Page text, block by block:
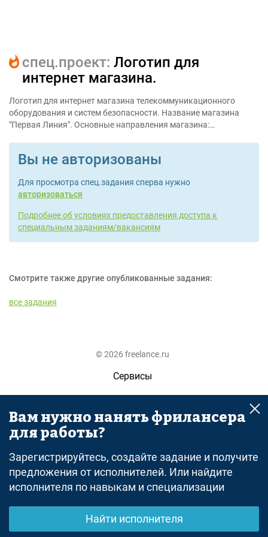
cпец.проект: Логотип для
интернет магазина.
Логотип для интернет магазина телекоммуникационного
оборудования и систем безопасности. Название магазина
"Первая Линия". Основные направления магазина:…
Вы не авторизованы
Для просмотра спец.задания сперва нужно
авторизоваться
Подробнее об условиях предоставления доступа к
специальным заданиям/вакансиям
Смотрите также другие опубликованные задания:
все задания
© 2026 freelance.ru
Сервисы
Помощь
Поиск
Оферта
Политика конфиденциальности
Дисклеймер о ЗоЗПП
Вам нужно нанять фрилансера
для работы?
Зарегистрируйтесь, создайте задание и получите
предложения от исполнителей. Или найдите
исполнителя по навыкам и специализации
Найти исполнителя